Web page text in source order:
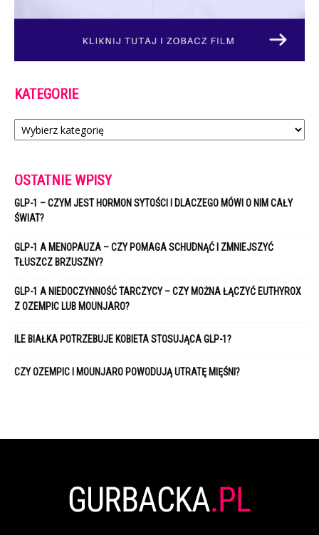
KATEGORIE
Kategorie
OSTATNIE WPISY
GLP-1 – CZYM JEST HORMON SYTOŚCI I DLACZEGO MÓWI O NIM CAŁY
ŚWIAT?
GLP-1 A MENOPAUZA – CZY POMAGA SCHUDNĄĆ I ZMNIEJSZYĆ
TŁUSZCZ BRZUSZNY?
GLP-1 A NIEDOCZYNNOŚĆ TARCZYCY – CZY MOŻNA ŁĄCZYĆ EUTHYROX
Z OZEMPIC LUB MOUNJARO?
ILE BIAŁKA POTRZEBUJE KOBIETA STOSUJĄCA GLP-1?
CZY OZEMPIC I MOUNJARO POWODUJĄ UTRATĘ MIĘŚNI?